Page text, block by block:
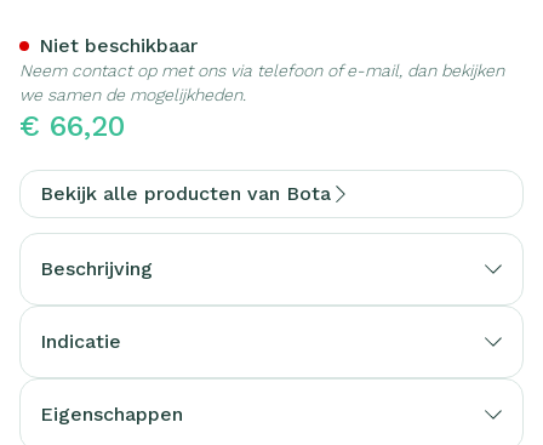
€ 66,20
Niet beschikbaar
Neem contact op met ons via telefoon of e-mail, dan bekijken
we samen de mogelijkheden.
Bekijk alle producten van Bota
Beschrijving
Indicatie
Eigenschappen